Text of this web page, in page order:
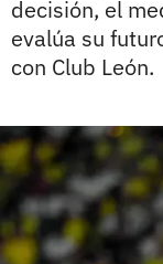
decisión, el
evalúa su
con Club León.